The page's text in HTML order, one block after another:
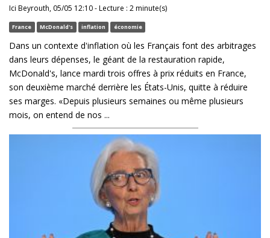
Ici Beyrouth, 05/05 12:10 - Lecture : 2 minute(s)
France McDonald's inflation économie
Dans un contexte d'inflation où les Français font des arbitrages
dans leurs dépenses, le géant de la restauration rapide,
McDonald's, lance mardi trois offres à prix réduits en France,
son deuxième marché derrière les États-Unis, quitte à réduire
ses marges. «Depuis plusieurs semaines ou même plusieurs
mois, on entend de nos ...